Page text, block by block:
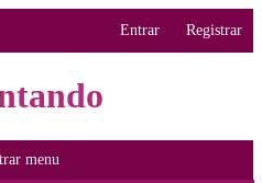
Entrar Registrar
menu